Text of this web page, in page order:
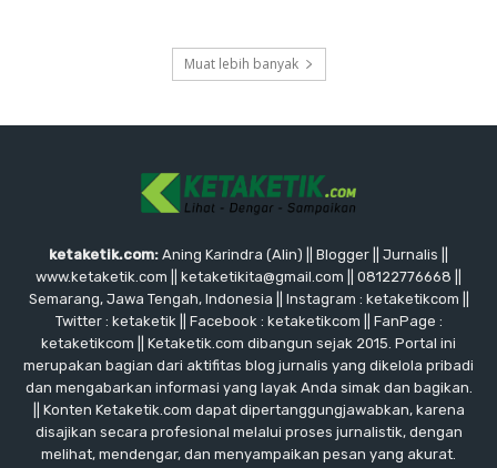
Muat lebih banyak
ketaketik.com: Aning Karindra (Alin) || Blogger || Jurnalis ||
www.ketaketik.com || ketaketikita@gmail.com || 08122776668 ||
Semarang, Jawa Tengah, Indonesia || Instagram : ketaketikcom ||
Twitter : ketaketik || Facebook : ketaketikcom || FanPage :
ketaketikcom || Ketaketik.com dibangun sejak 2015. Portal ini
merupakan bagian dari aktifitas blog jurnalis yang dikelola pribadi
dan mengabarkan informasi yang layak Anda simak dan bagikan.
|| Konten Ketaketik.com dapat dipertanggungjawabkan, karena
disajikan secara profesional melalui proses jurnalistik, dengan
melihat, mendengar, dan menyampaikan pesan yang akurat.